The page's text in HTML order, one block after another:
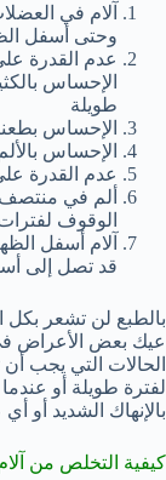
آلام في
وحتى أسفل
عدم القدرة
الإحساس
طويلة
الإحساس
الإحساس
عدم القدرة
ألم في
الوقوف
آلام أسفل
قد تصل إلى
بالطبع لن تشعر
عيك بعض الأعراض
الحالات التي يجب
لفترة طويلة أو
بالإنهاك الشديد أو
كيفية التخلص من